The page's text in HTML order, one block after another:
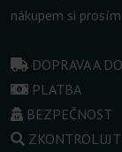
nákupem si
DOPRAVA A
PLATBA
BEZPEČNOST